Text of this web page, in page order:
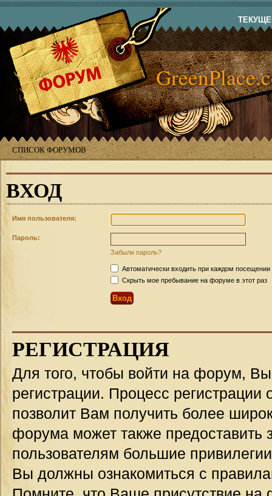
СПИСОК ФОРУМОВ
ВХОД
Имя пользователя:
Пароль:
Забыли пароль?
Автоматически входить при каждом посещении
Скрыть мое пребывание на форуме в этот раз
РЕГИСТРАЦИЯ
Для того, чтобы войти на форум,
регистрации. Процесс регистрации
позволит Вам получить более
форума может также предоставить
пользователям большие
Вы должны ознакомиться с